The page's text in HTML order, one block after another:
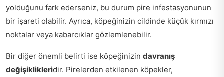
yolduğunu fark ederseniz, bu durum pire infestasyonunun
bir işareti olabilir. Ayrıca, köpeğinizin cildinde küçük kırmızı
noktalar veya kabarcıklar gözlemlenebilir.
Bir diğer önemli belirti ise köpeğinizin davranış
değişiklikleridir. Pirelerden etkilenen köpekler,